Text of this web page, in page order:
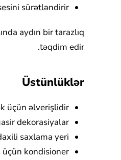
sürətləndirir.
aydın bir tarazlıq
təqdim edir.
Üstünlüklər
üçün əlverişlidir
dekorasiyalar
saxlama yeri
üçün kondisioner